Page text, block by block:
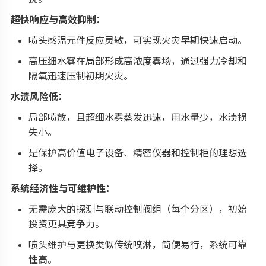
超快响应与高效抑制：
喷头感温元件反应灵敏，可实现火灾早期快速启动。
高压细水雾在局部形成高浓度雾场，通过强力冷却和
隔氧迅速压制初期火灾。
水渍风险低：
局部喷放，且超细水雾蒸发迅速，用水量少，水渍损
失小。
是保护高价值电子设备、精密仪器和控制柜的理想选
择。
系统经济性与可维护性：
无需庞大的探测与联动控制阀组（每个分区），初始
投资更具竞争力。
喷头维护与更换类似传统喷淋，简便易行，系统可靠
性高。